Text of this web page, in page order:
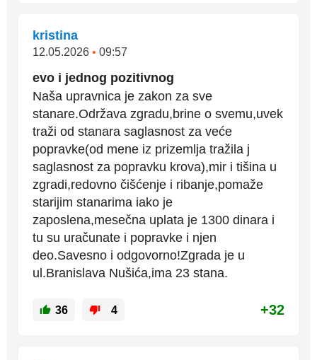
kristina
12.05.2026 • 09:57
evo i jednog pozitivnog
Naša upravnica je zakon za sve
stanare.Održava zgradu,brine o svemu,uvek
traži od stanara saglasnost za veće
popravke(od mene iz prizemlja tražila j
saglasnost za popravku krova),mir i tišina u
zgradi,redovno čišćenje i ribanje,pomaže
starijim stanarima iako je
zaposlena,mesečna uplata je 1300 dinara i
tu su uračunate i popravke i njen
deo.Savesno i odgovorno!Zgrada je u
ul.Branislava Nušića,ima 23 stana.
36 4 +32